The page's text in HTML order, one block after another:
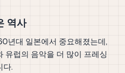
역사
년대 일본에서 중요해졌는데,
유럽의 음악을 더 많이 프레싱
다.